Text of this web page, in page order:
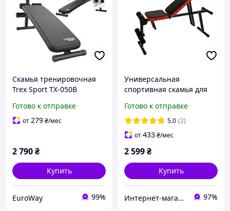
Скамья тренировочная
Trex Sport TX-050B
скамейка для дома
Наклонная скамья для
Готово к отправке
от279₴/мес
2 790₴
Купить
EuroWay 99%
Универсальная
спортивная скамья для
L110
Готово к отправке
5.0 (2)
от433₴/мес
2 599₴
Купить
Интернет-магазин "Астрокомфорт" 97%